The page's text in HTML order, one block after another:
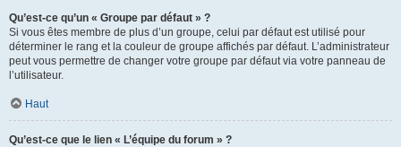
Qu’est-ce qu’un « Groupe par défaut » ?
Si vous êtes membre de plus d’un groupe, celui par défaut est utilisé pour
déterminer le rang et la couleur de groupe affichés par défaut. L’administrateur
peut vous permettre de changer votre groupe par défaut via votre panneau de
l’utilisateur.
Haut
Qu’est-ce que le lien « L’équipe du forum » ?